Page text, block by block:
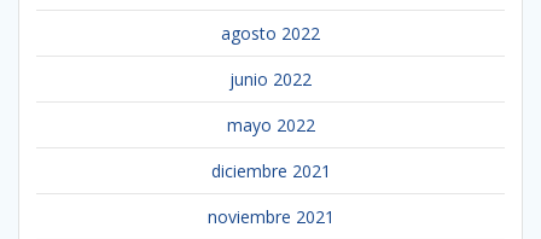
agosto 2022
junio 2022
mayo 2022
diciembre 2021
noviembre 2021